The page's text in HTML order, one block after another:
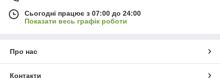
Сьогодні працює з 07:00 до 24:00
Показати весь графік роботи
Про нас
Контакти